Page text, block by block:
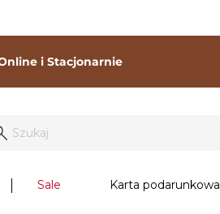
i Stacjonarnie
Sale Karta podarunkowa